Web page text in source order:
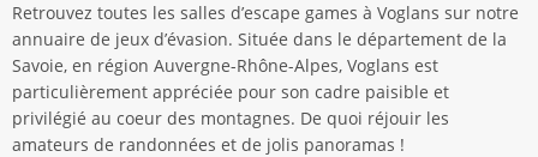
Retrouvez toutes les salles d’escape games à Voglans sur notre
annuaire de jeux d’évasion. Située dans le département de la
Savoie, en région Auvergne-Rhône-Alpes, Voglans est
particulièrement appréciée pour son cadre paisible et
privilégié au coeur des montagnes. De quoi réjouir les
amateurs de randonnées et de jolis panoramas !